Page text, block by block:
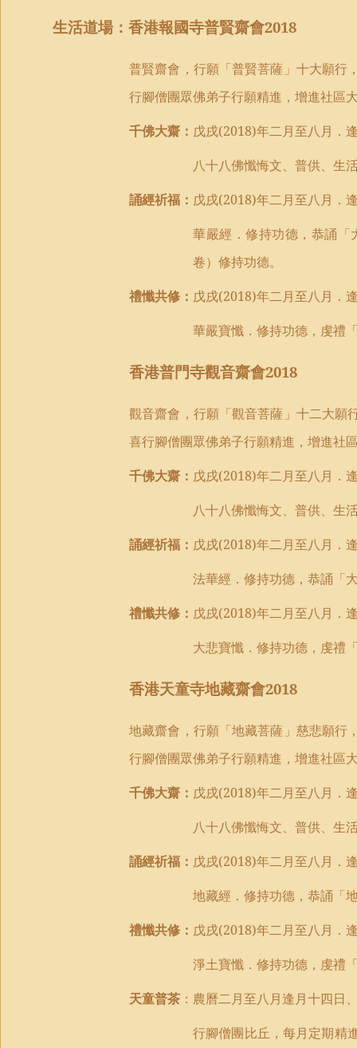
生活道場 ： 香港報國寺普賢齋會2018
普賢齋會， 行願「普賢菩薩 」 十大願行
行腳僧團眾佛弟子行願精進，增進社區
千佛大齋： 戊戌(2018)年二月至八月．
八十八佛懺悔文、普供、生
誦經祈福： 戊戌(2018)年二月至八月．
華嚴經 ．修持功德 ， 恭誦「
卷）修持功德。
禮懺共修： 戊戌(2018)年二月至八月．
華嚴寶懺 ． 修持功德 ， 虔禮
香港普門寺觀音齋會2018
觀音齋會， 行願「觀音菩薩 」 十二大願
喜行腳僧團眾佛弟子行願精進，增進社
千佛大齋： 戊戌(2018)年二月至八月．
八十八佛懺悔文、普供、生
誦經祈福： 戊戌(2018)年二月至八月．
法華經 ． 修持功德 ， 恭誦「
禮懺共修： 戊戌(2018)年二月至八月．
大悲寶懺 ． 修持功德 ， 虔禮
香港天童寺地藏齋會2018
地藏齋會， 行願「地藏菩薩 」 慈悲願行
行腳僧團眾佛弟子行願精進，增進社區
千佛大齋： 戊戌(2018)年二月至八月．
八十八佛懺悔文、普供、生
誦經祈福： 戊戌(2018)年二月至八月．
地藏經 ． 修持功德 ， 恭誦「
禮懺共修： 戊戌(2018)年二月至八月．
淨土寶懺 ． 修持功德 ， 虔禮
天童普茶 ：農曆二月至八月逢月十四日
行腳僧團比丘，每月定期精